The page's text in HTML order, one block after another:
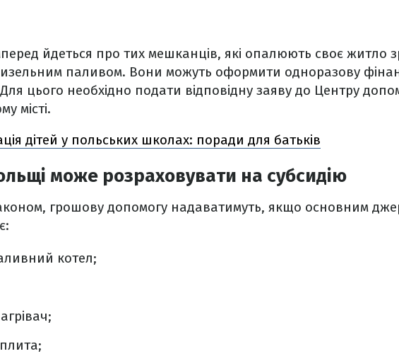
йдеться про тих мешканців, які опалюють своє житло
паливом. Вони можуть оформити одноразову
цього необхідно подати відповідну заяву до Центру
місті.
дітей у польських школах: поради для батьків
може розраховувати на субсидію
грошову допомогу надаватимуть, якщо основним
котел;